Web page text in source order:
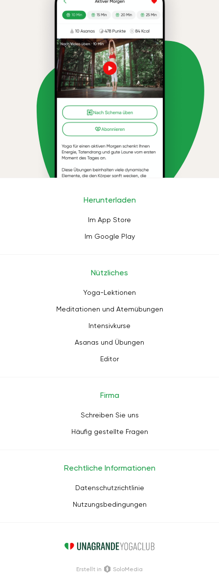
Herunterladen
Im App Store
Im Google Play
Nützliches
Yoga-Lektionen
Meditationen und Atemübungen
Intensivkurse
Asanas und Übungen
Editor
Firma
Schreiben Sie uns
Häufig gestellte Fragen
Rechtliche Informationen
Datenschutzrichtlinie
Nutzungsbedingungen
Erstellt in SoloMedia